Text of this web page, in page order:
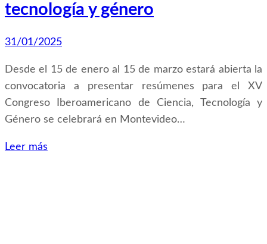
tecnología y género
31/01/2025
Desde el 15 de enero al 15 de marzo estará abierta la
convocatoria a presentar resúmenes para el XV
Congreso Iberoamericano de Ciencia, Tecnología y
Género se celebrará en Montevideo…
Leer más